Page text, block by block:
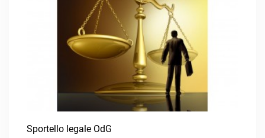
Sportello legale OdG